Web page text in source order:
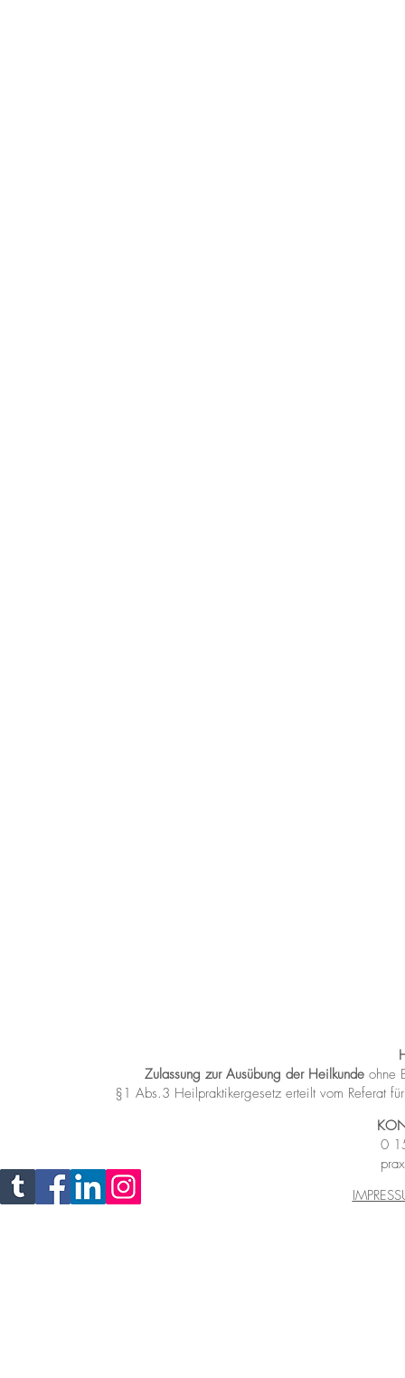
Zulassung zur Ausübung der Heilkunde ohne
§1 Abs.3 Heilpraktikergesetz erteilt vom Referat
0